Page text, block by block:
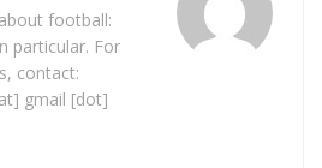
football:
particular. For
contact:
gmail [dot]